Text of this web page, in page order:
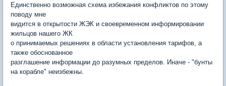
Единственно возможная схема избежания конфликтов по этому
поводу мне
видится в открытости ЖЭК и своевременном информировании
жильцов нашего ЖК
о принимаемых решениях в области установления тарифов, а
также обоснованное
разглашение информации до разумных пределов. Иначе - "бунты
на корабле" неизбежны.